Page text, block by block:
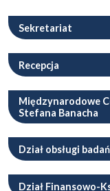
Sekretariat
Recepcja
Międzynarodowe
Stefana Banacha
Dział obsługi badań
Dział Finansowo-